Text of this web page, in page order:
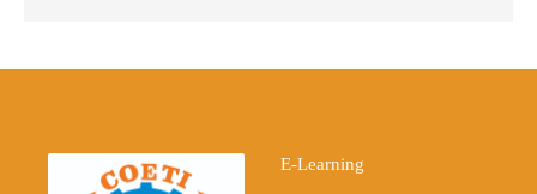
E-Learning